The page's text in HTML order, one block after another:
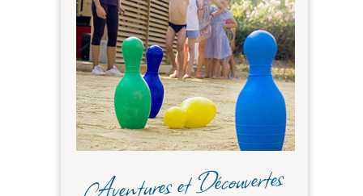
Aventures et Découvertes